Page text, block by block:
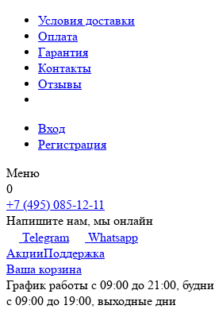
Условия доставки
Оплата
Гарантия
Контакты
Отзывы
Вход
Регистрация
Меню
0
+7 (495) 085-12-11
Напишите нам, мы онлайн
Telegram
Whatsapp
АкцииПоддержка
Ваша корзина
График работы с 09:00 до 21:00, будни
с 09:00 до 19:00, выходные дни